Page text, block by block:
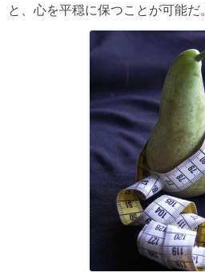
と、心を平穏に保つことが可能だ。